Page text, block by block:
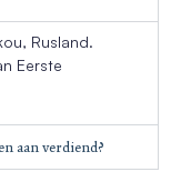
Rusland.
Eerste
aan verdiend?